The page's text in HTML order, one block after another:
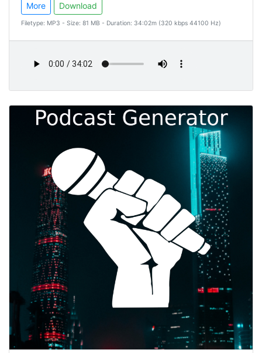
More Download
Filetype: MP3 - Size: 81 MB - Duration: 34:02m (320 kbps 44100 Hz)